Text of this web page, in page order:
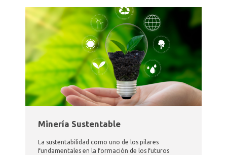
Minería Sustentable
La sustentabilidad como uno de los pilares
fundamentales en la formación de los futuros